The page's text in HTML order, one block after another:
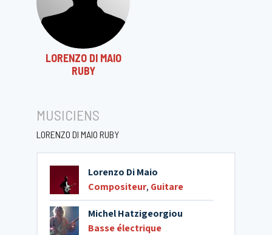
LORENZO DI MAIO
RUBY
MUSICIENS
LORENZO DI MAIO RUBY
Lorenzo Di Maio
Compositeur, Guitare
Michel Hatzigeorgiou
Basse électrique